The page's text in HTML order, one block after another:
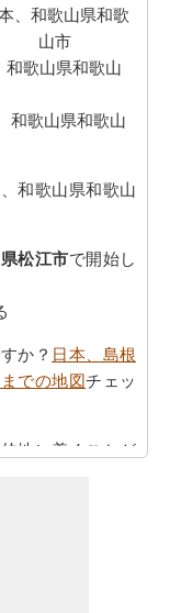
、和歌山県和歌
山市
和歌山県和歌山
和歌山県和歌山
和歌山県和歌山
松江市で開始し
か？ 日本、島根
での地図チェッ
地に着くことが